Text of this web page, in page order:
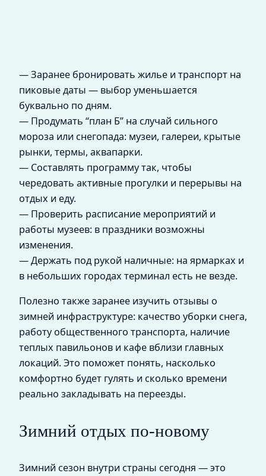
— Заранее бронировать жилье и транспорт на
пиковые даты — выбор уменьшается
буквально по дням.
— Продумать “план Б” на случай сильного
мороза или снегопада: музеи, галереи, крытые
рынки, термы, аквапарки.
— Составлять программу так, чтобы
чередовать активные прогулки и перерывы на
отдых и еду.
— Проверить расписание мероприятий и
работы музеев: в праздники возможны
изменения.
— Держать под рукой наличные: на ярмарках и
в небольших городах терминал есть не везде.
Полезно также заранее изучить отзывы о
зимней инфраструктуре: качество уборки снега,
работу общественного транспорта, наличие
теплых павильонов и кафе вблизи главных
локаций. Это поможет понять, насколько
комфортно будет гулять и сколько времени
реально закладывать на переезды.
Зимний отдых по‑новому
Зимний сезон внутри страны сегодня — это